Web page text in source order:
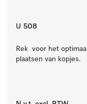
U 508
Rek  voor het optimaal
plaatsen van kopjes.